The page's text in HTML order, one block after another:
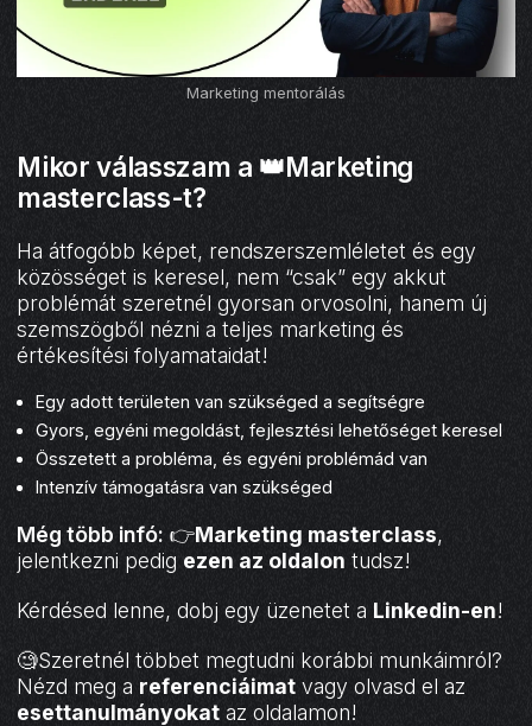
Marketing mentorálás
Mikor válasszam a 👑Marketing
masterclass-t?
Ha átfogóbb képet, rendszerszemléletet és egy
közösséget is keresel, nem “csak” egy akkut
problémát szeretnél gyorsan orvosolni, hanem új
szemszögből nézni a teljes marketing és
értékesítési folyamataidat!
Egy adott területen van szükséged a segítségre
Gyors, egyéni megoldást, fejlesztési lehetőséget keresel
Összetett a probléma, és egyéni problémád van
Intenzív támogatásra van szükséged
Még több infó: 👉Marketing masterclass,
jelentkezni pedig ezen az oldalon tudsz!
Kérdésed lenne, dobj egy üzenetet a Linkedin-en!
🧐Szeretnél többet megtudni korábbi munkáimról?
Nézd meg a referenciáimat vagy olvasd el az
esettanulmányokat az oldalamon!